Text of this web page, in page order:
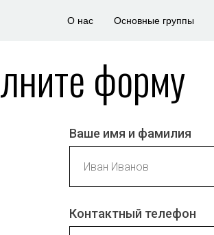
О нас Основные группы
форму
Ваше имя и фамилия
Контактный телефон